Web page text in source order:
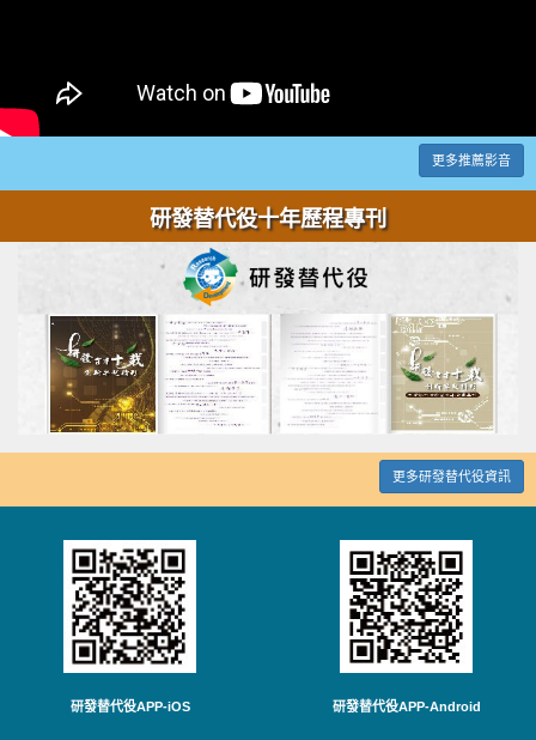
更多推薦影音
研發替代役十年歷程專刊
更多研發替代役資訊
研發替代役APP-iOS 研發替代役APP-Android